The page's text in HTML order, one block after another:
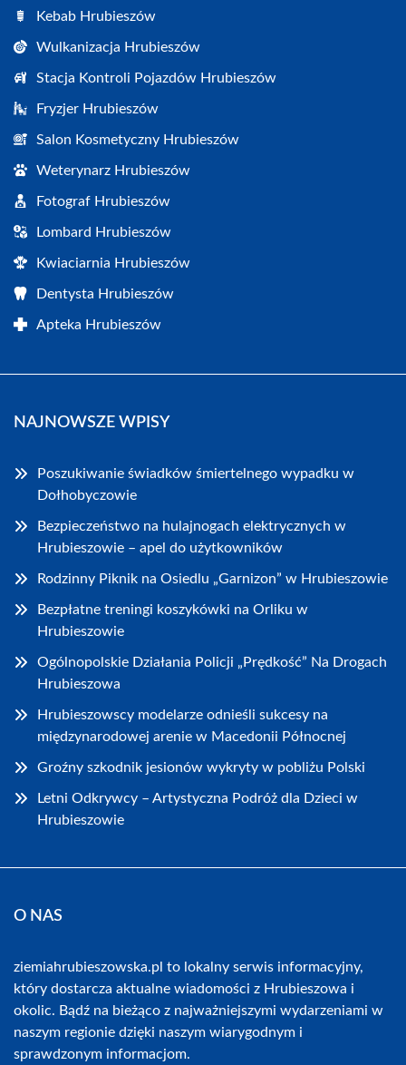
Kebab Hrubieszów
Wulkanizacja Hrubieszów
Stacja Kontroli Pojazdów Hrubieszów
Fryzjer Hrubieszów
Salon Kosmetyczny Hrubieszów
Weterynarz Hrubieszów
Fotograf Hrubieszów
Lombard Hrubieszów
Kwiaciarnia Hrubieszów
Dentysta Hrubieszów
Apteka Hrubieszów
NAJNOWSZE WPISY
Poszukiwanie świadków śmiertelnego wypadku w
Dołhobyczowie
Bezpieczeństwo na hulajnogach elektrycznych w
Hrubieszowie – apel do użytkowników
Rodzinny Piknik na Osiedlu „Garnizon” w Hrubieszowie
Bezpłatne treningi koszykówki na Orliku w
Hrubieszowie
Ogólnopolskie Działania Policji „Prędkość” Na Drogach
Hrubieszowa
Hrubieszowscy modelarze odnieśli sukcesy na
międzynarodowej arenie w Macedonii Północnej
Groźny szkodnik jesionów wykryty w pobliżu Polski
Letni Odkrywcy – Artystyczna Podróż dla Dzieci w
Hrubieszowie
O NAS
ziemiahrubieszowska.pl to lokalny serwis informacyjny,
który dostarcza aktualne wiadomości z Hrubieszowa i
okolic. Bądź na bieżąco z najważniejszymi wydarzeniami w
naszym regionie dzięki naszym wiarygodnym i
sprawdzonym informacjom.